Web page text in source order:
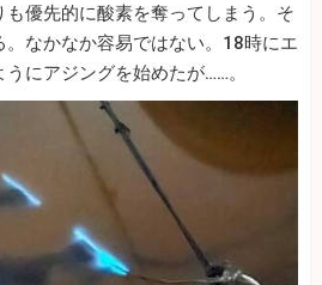
優先的に酸素を奪ってしまう。そ
なかなか容易ではない。18時にエ
にアジングを始めたが……。